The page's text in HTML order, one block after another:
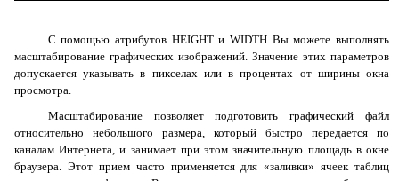
С помощью атрибутов HEIGHT и WIDTH Вы можете выполнять
масштабирование графических изображений. Значение этих параметров
допускается указывать в пикселах или в процентах от ширины окна
просмотра.
Масштабирование позволяет подготовить графический файл
относительно небольшого размера, который быстро передается по
каналам Интернета, и занимает при этом значительную площадь в окне
браузера. Этот прием часто применяется для «заливки» ячеек таблиц